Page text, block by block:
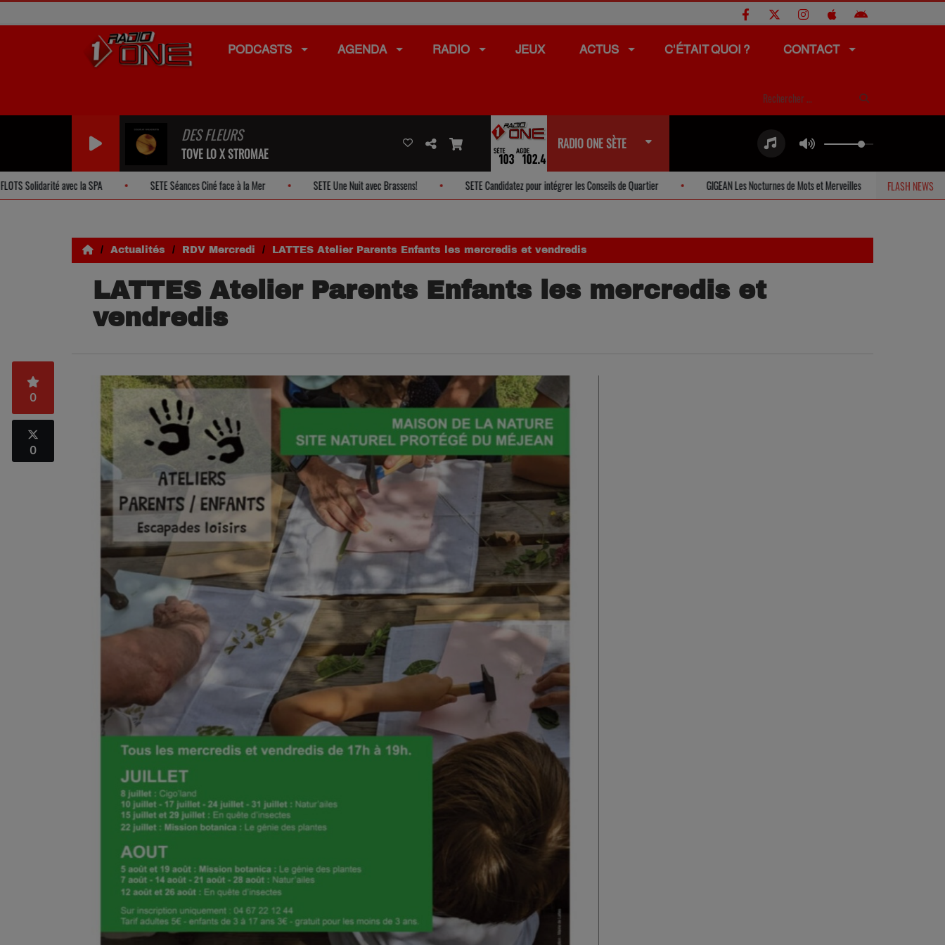
PODCASTS AGENDA RADIO JEUX ACTUS C'ÉTAIT QUOI ? CONTACT
DES FLEURS
TOVE LO X STROMAE
RADIO ONE SÈTE
FLASH NEWS
la SPA SETE Séances Ciné face à la Mer SETE Une Nuit avec Brassens! SETE Candidatez pour intégrer les Conseils de Quartier GIGEAN Les Nocturnes de Mots et Merveilles BOUZIGUES Eclipse et
Actualités RDV Mercredi LATTES Atelier Parents Enfants les mercredis et vendredis
LATTES Atelier Parents Enfants les mercredis et
vendredis
0
0